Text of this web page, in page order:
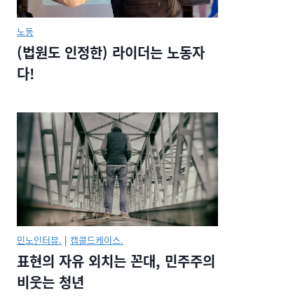
노동
(법원도 인정한) 라이더는 노동자
다!
민노인터뷰. | 캡콜드케이스.
표현의 자유 외치는 꼰대, 민주주의
비웃는 청년